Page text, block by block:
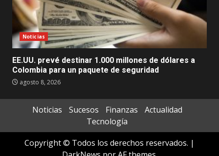
Noticias
EE.UU. prevé destinar 1.000 millones de dólares a
Colombia para un paquete de seguridad
agosto 8, 2026
Noticias Sucesos Finanzas
Actualidad
Tecnología
Copyright © Todos los derechos reservados. |